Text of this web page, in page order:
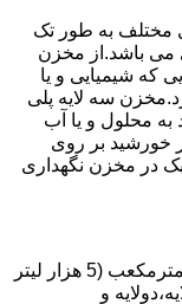
مختلف به طور تک
می باشد.از مخزن
که شیمیایی و یا
سه لایه پلی
به محلول و یا آب
خورشید بر روی
در مخزن نگهداری
حجم مخزن پلی اتیلن را میتوان بین 5 تا 126 مترمکعب (5 هزار لیتر